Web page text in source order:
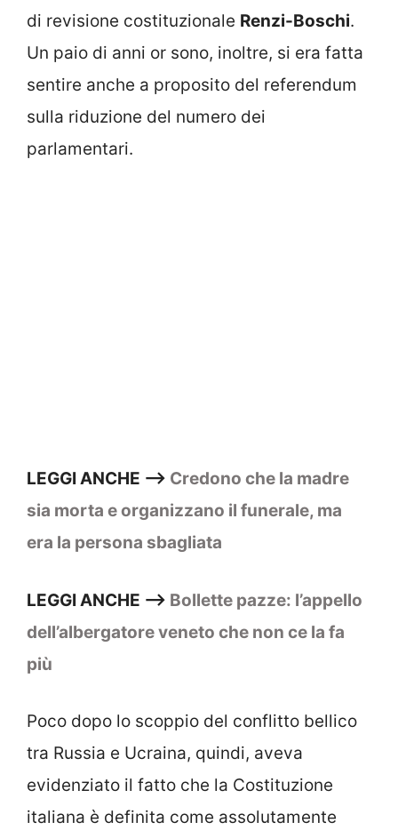
di revisione costituzionale Renzi-Boschi.
Un paio di anni or sono, inoltre, si era fatta
sentire anche a proposito del referendum
sulla riduzione del numero dei
parlamentari.
LEGGI ANCHE –> Credono che la madre
sia morta e organizzano il funerale, ma
era la persona sbagliata
LEGGI ANCHE –> Bollette pazze: l’appello
dell’albergatore veneto che non ce la fa
più
Poco dopo lo scoppio del conflitto bellico
tra Russia e Ucraina, quindi, aveva
evidenziato il fatto che la Costituzione
italiana è definita come assolutamente